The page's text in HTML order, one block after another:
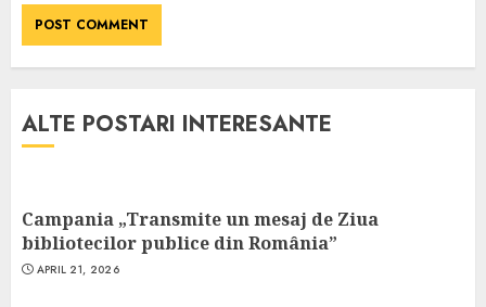
ALTE POSTARI INTERESANTE
Campania „Transmite un mesaj de Ziua
bibliotecilor publice din România”
APRIL 21, 2026